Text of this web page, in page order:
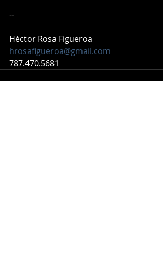
--
Héctor Rosa Figueroa
hrosafigueroa@gmail.com
787.470.5681